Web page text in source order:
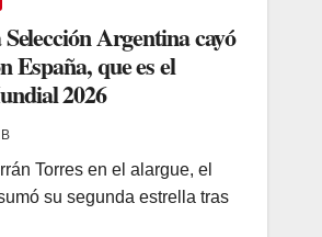
Argentina cayó
España, que es el
2026
Torres en el alargue, el
su segunda estrella tras